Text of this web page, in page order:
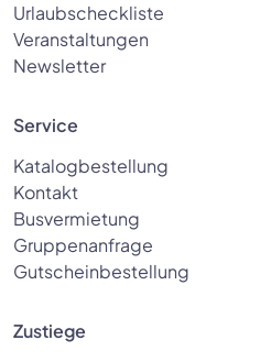
Urlaubscheckliste
Veranstaltungen
Newsletter
Service
Katalogbestellung
Kontakt
Busvermietung
Gruppenanfrage
Gutscheinbestellung
Zustiege